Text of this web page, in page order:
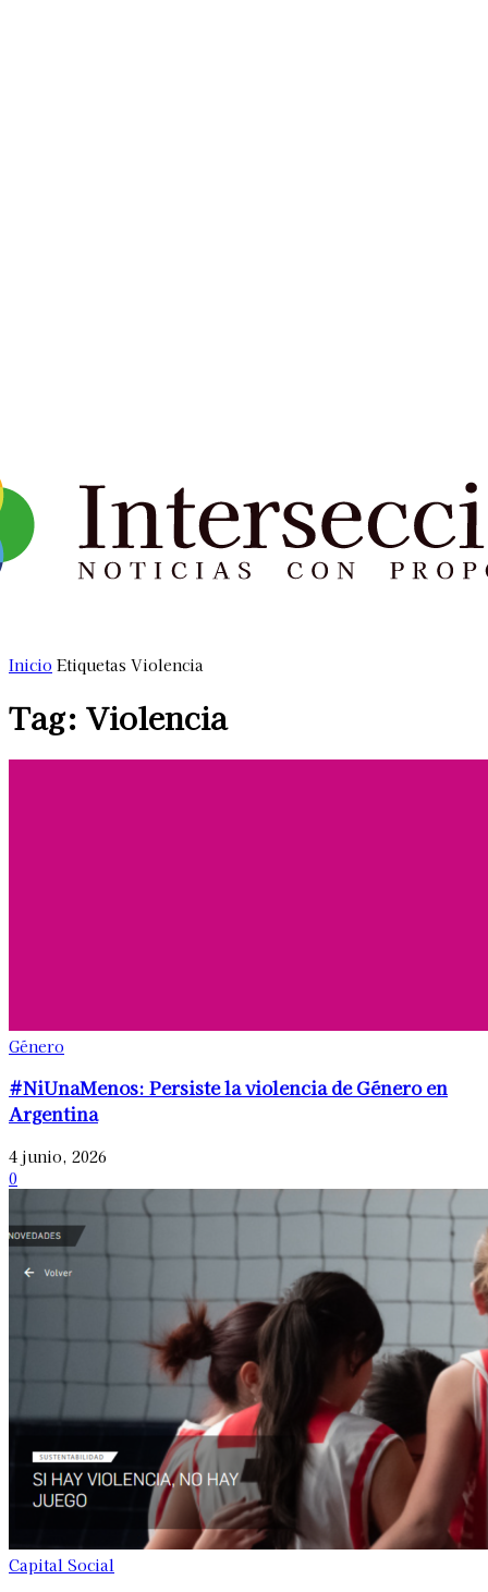
Inicio Etiquetas Violencia
Tag: Violencia
Género
#NiUnaMenos: Persiste la violencia de Género en
Argentina
4 junio, 2026
0
Capital Social